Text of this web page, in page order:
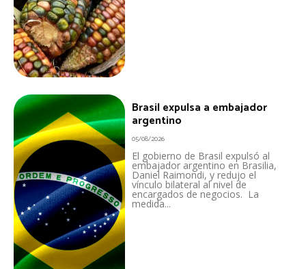
Brasil expulsa a embajador
argentino
05/08/2026
El gobierno de Brasil expulsó al
embajador argentino en Brasilia,
Daniel Raimondi, y redujo el
vínculo bilateral al nivel de
encargados de negocios. La
medida...